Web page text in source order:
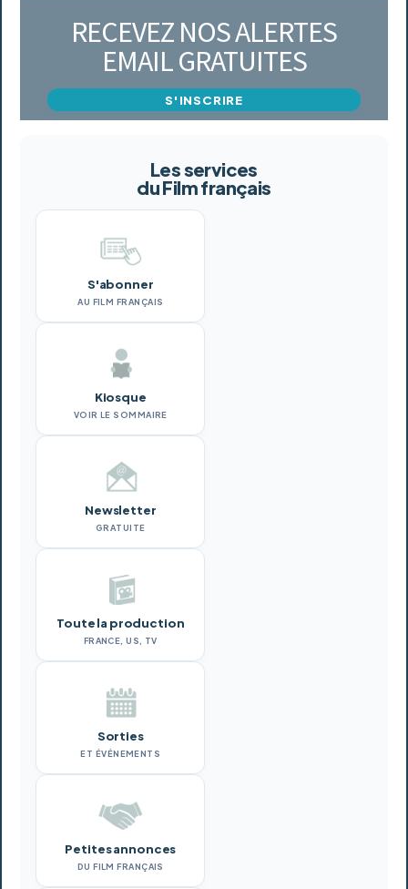
RECEVEZ NOS ALERTES
EMAIL GRATUITES
S'INSCRIRE
Les services
du Film français
S'abonner
AU FILM FRANÇAIS
Kiosque
VOIR LE SOMMAIRE
Newsletter
GRATUITE
Toute la production
FRANCE, US, TV
Sorties
ET ÉVÉNEMENTS
Petites annonces
DU FILM FRANÇAIS